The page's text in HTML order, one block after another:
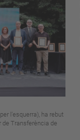
l'esquerra), ha rebut
de Transferència de